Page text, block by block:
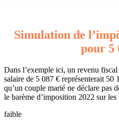
Simulation de
pour 5
Dans l’exemple ici, un revenu
salaire de 5 087 € représenterait
qu’un couple marié ne déclare pas
le barème d’imposition 2022 sur
faible